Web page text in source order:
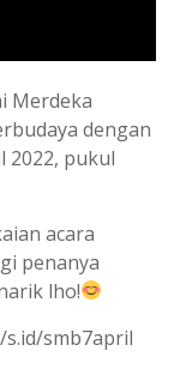
Merdeka
dengan
2022, pukul
acara
penanya
lho!
smb7april